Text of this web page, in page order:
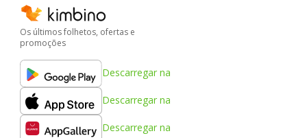
Os últimos folhetos, ofertas e
promoções
Descarregar na
Descarregar na
Descarregar na